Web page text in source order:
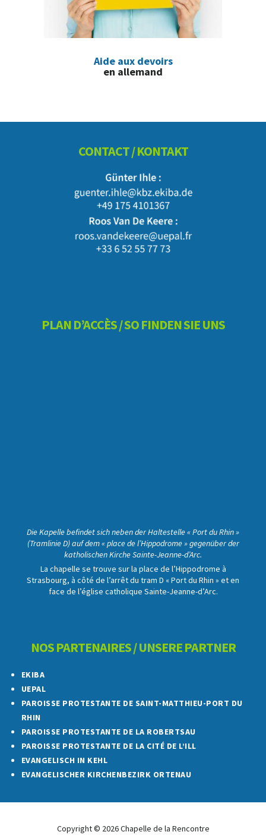
Aide aux devoirs
en allemand
CONTACT / KONTAKT
PLAN D’ACCÈS / SO FINDEN SIE UNS
Die Kapelle befindet sich neben der Haltestelle « Port du Rhin »
(Tramlinie D) auf dem « place de l’Hippodrome » gegenüber der
katholischen Kirche Sainte-Jeanne-d’Arc.
La chapelle se trouve sur la place de l’Hippodrome à
Strasbourg, à côté de l’arrêt du tram D « Port du Rhin » et en
face de l’église catholique Sainte-Jeanne-d’Arc.
NOS PARTENAIRES / UNSERE PARTNER
EKIBA
UEPAL
PAROISSE PROTESTANTE DE SAINT-MATTHIEU-PORT DU
RHIN
PAROISSE PROTESTANTE DE LA ROBERTSAU
PAROISSE PROTESTANTE DE LA CITÉ DE L’ILL
EVANGELISCH IN KEHL
EVANGELISCHER KIRCHENBEZIRK ORTENAU
Copyright © 2026 Chapelle de la Rencontre